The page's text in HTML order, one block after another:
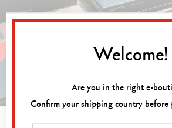
Consigliata per i professionisti
Welcome!
Are you in the right e-
Confirm your shipping country before